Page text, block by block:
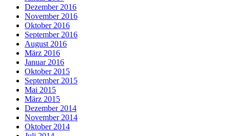
Dezember 2016
November 2016
Oktober 2016
September 2016
August 2016
März 2016
Januar 2016
Oktober 2015
September 2015
Mai 2015
März 2015
Dezember 2014
November 2014
Oktober 2014